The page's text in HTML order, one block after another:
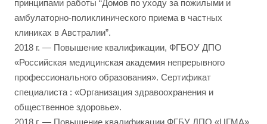
принципами работы “Домов по уходу за пожилыми и
амбулаторно-поликлинического приема в частных
клиниках в Австралии”.
2018 г. — Повышение квалификации, ФГБОУ ДПО
«Российская медицинская академия непрерывного
профессионального образования». Сертификат
специалиста : «Организация здравоохранения и
общественное здоровье».